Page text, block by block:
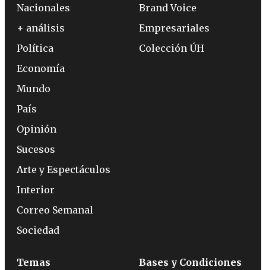
Nacionales
+ análisis
Política
Economía
Mundo
País
Opinión
Sucesos
Arte y Espectáculos
Interior
Correo Semanal
Sociedad
Brand Voice
Empresariales
Colección ÚH
Temas Bases y Condiciones